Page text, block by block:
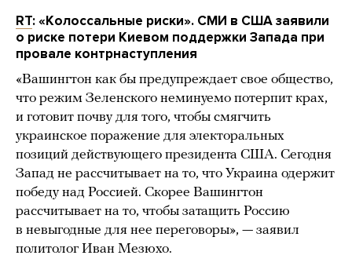
RT: «Колоссальные риски». СМИ в США заявили
о риске потери Киевом поддержки Запада при
провале контрнаступления
«Вашингтон как бы предупреждает свое общество,
что режим Зеленского неминуемо потерпит крах,
и готовит почву для того, чтобы смягчить
украинское поражение для электоральных
позиций действующего президента США. Сегодня
Запад не рассчитывает на то, что Украина одержит
победу над Россией. Скорее Вашингтон
рассчитывает на то, чтобы затащить Россию
в невыгодные для нее переговоры», — заявил
политолог Иван Мезюхо.